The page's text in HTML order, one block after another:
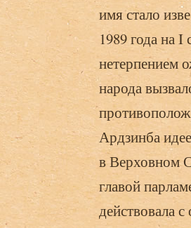
имя стало
1989 года на
нетерпением
народа
Ардзинба
в Верховном
главой
действовала